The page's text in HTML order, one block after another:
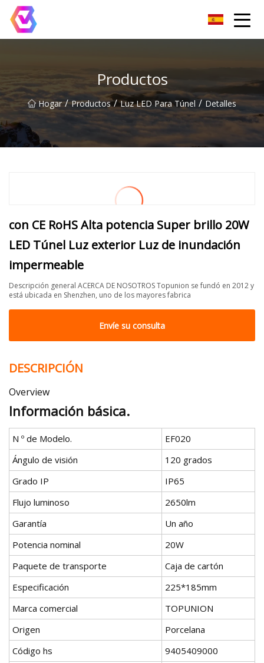
Productos
Hogar / Productos / Luz LED Para Túnel / Detalles
con CE RoHS Alta potencia Super brillo 20W
LED Túnel Luz exterior Luz de inundación
impermeable
Descripción general ACERCA DE NOSOTROS Topunion se fundó en 2012 y
está ubicada en Shenzhen, uno de los mayores fabrica
Envíe su consulta
DESCRIPCIÓN
Overview
Información básica.
N º de Modelo.
EF020
Ángulo de visión
120 grados
Grado IP
IP65
Flujo luminoso
2650lm
Garantía
Un año
Potencia nominal
20W
Paquete de transporte
Caja de cartón
Especificación
225*185mm
Marca comercial
TOPUNION
Origen
Porcelana
Código hs
9405409000